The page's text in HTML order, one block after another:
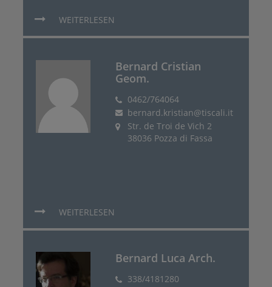
WEITERLESEN
Bernard Cristian
Geom.
0462/764064
bernard.kristian@tiscali.it
Str. de Troi de Vich 2
38036 Pozza di Fassa
WEITERLESEN
Bernard Luca Arch.
338/4181280